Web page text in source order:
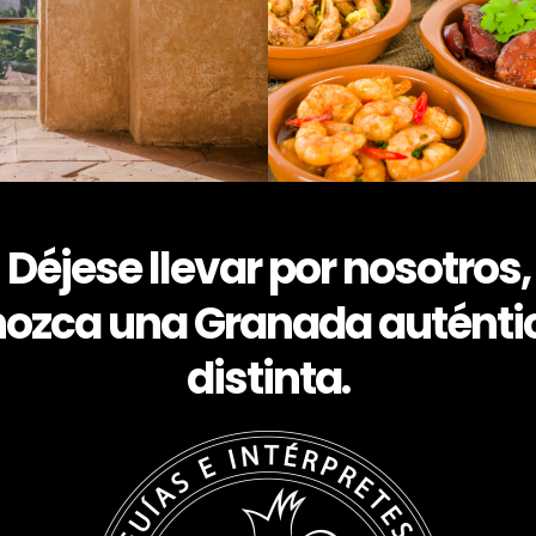
Déjese llevar por nosotros,
una Granada
distinta.